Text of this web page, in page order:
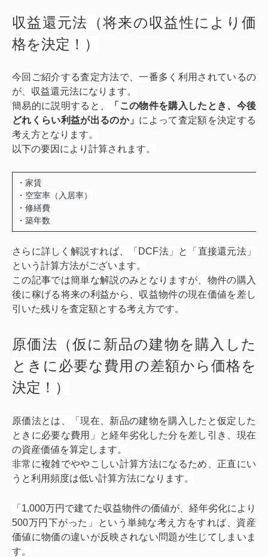
収益還元法（将来の収益性により価
格を決定！）
今回ご紹介する査定方法で、一番多く利用されているの
が、収益還元法になります。
簡易的に説明すると、
「 この物件を購入したとき、今後
どれくらい利益が出るのか」 によって査定額を決定する
考え方となります。
以下の要因により計算されます。
・家賃
・空室率（入居率）
・修繕費
・築年数
さらに詳しく解説すれば、「DCF法」と「直接還元法」
という計算方法がございます。
この記事では簡単な解説のみとなりますが、物件の購入
後に稼げる将来の利益から、収益物件の現在価値を差し
引いた残りを査定額とする考え方です。
原価法（仮に新品の建物を購入した
ときに必要な費用の差額から価格を
決定！）
原価法とは、「現在、新品の建物を購入したと仮定した
ときに必要な費用」と経年劣化した分を差し引き、現在
の資産価値を算定します。
非常に複雑でややこしい計算方法になるため、正直にい
うと利用頻度は低い計算方法になります。
「1,000万円で建てた収益物件の価値が、経年劣化により
500万円下がった」という単純な考え方をすれば、資産
価値に物価の違いが反映されない問題が生じてしまいま
す。